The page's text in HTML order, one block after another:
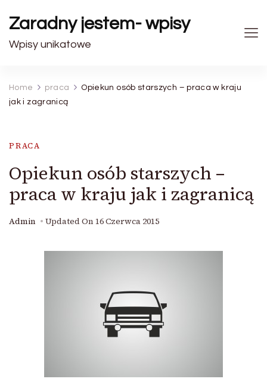
Zaradny jestem- wpisy
Wpisy unikatowe
Home praca
Opiekun osób starszych – praca w kraju
jak i zagranicą
PRACA
Opiekun osób starszych –
praca w kraju jak i zagranicą
Admin Updated On 16 Czerwca 2015